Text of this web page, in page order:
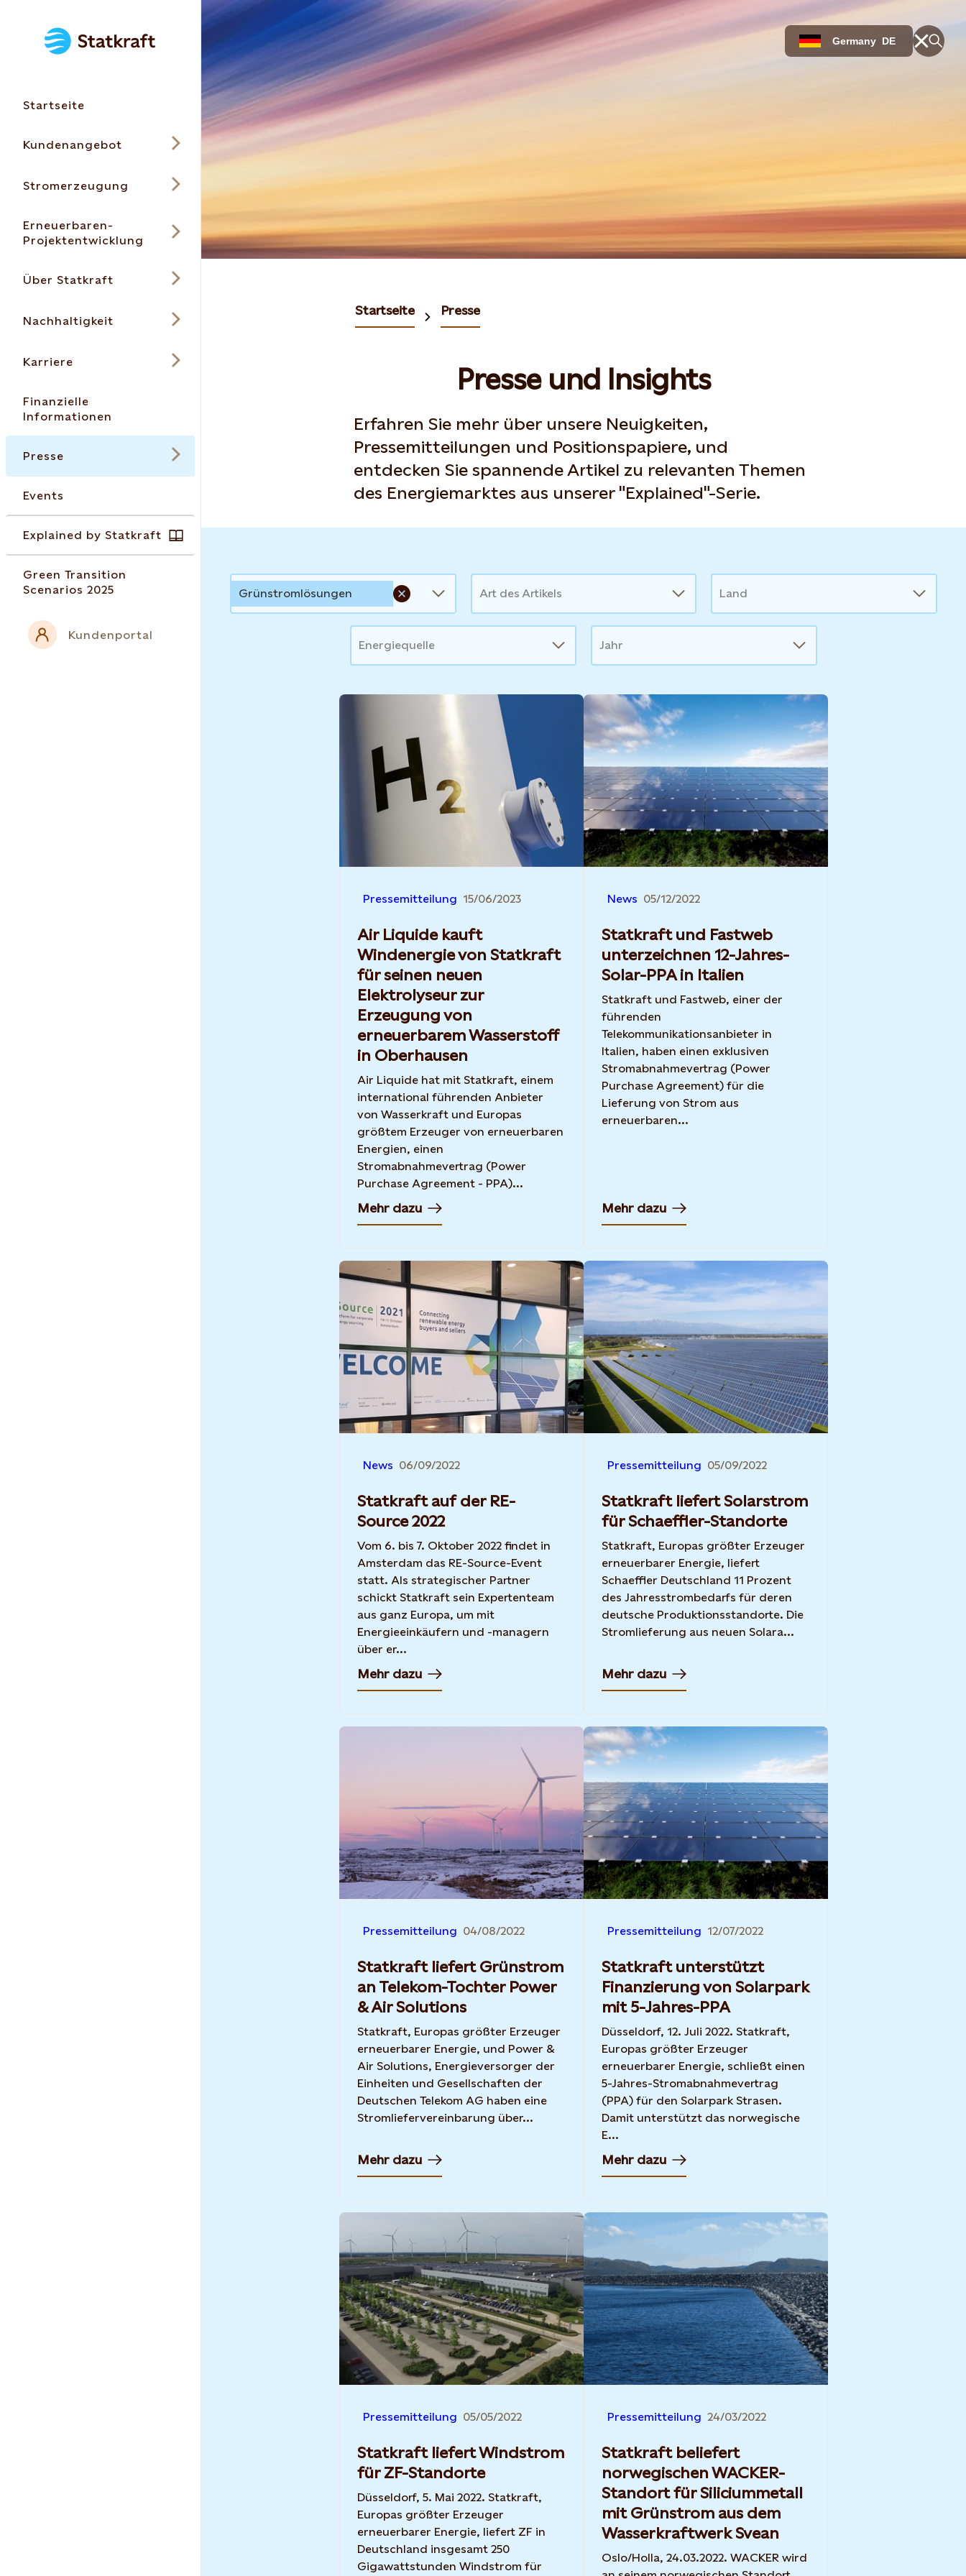
Startseite
Kundenangebot
Stromerzeugung
Erneuerbaren-
Projektentwicklung
Über Statkraft
Nachhaltigkeit
Karriere
Finanzielle
Informationen
Presse
Events
Explained by Statkraft
Green Transition
Scenarios 2025
Kundenportal
Germany DE
Startseite Presse
Presse und Insights
Erfahren Sie mehr über unsere Neuigkeiten,
Pressemitteilungen und Positionspapiere, und
entdecken Sie spannende Artikel zu relevanten Themen
des Energiemarktes aus unserer "Explained"-Serie.
NewsGrünstromlösungen Art des Artikels Land
Energiequelle Jahr
Pressemitteilung 15/06/2023
Air Liquide kauft
Windenergie von Statkraft
für seinen neuen
Elektrolyseur zur
Erzeugung von
erneuerbarem Wasserstoff
in Oberhausen
Air Liquide hat mit Statkraft, einem
international führenden Anbieter
von Wasserkraft und Europas
größtem Erzeuger von erneuerbaren
Energien, einen
Stromabnahmevertrag (Power
Purchase Agreement - PPA)...
Mehr dazu
News 05/12/2022
Statkraft und Fastweb
unterzeichnen 12-Jahres-
Solar-PPA in Italien
Statkraft und Fastweb, einer der
führenden
Telekommunikationsanbieter in
Italien, haben einen exklusiven
Stromabnahmevertrag (Power
Purchase Agreement) für die
Lieferung von Strom aus
erneuerbaren...
Mehr dazu
News 06/09/2022
Statkraft auf der RE-
Source 2022
Vom 6. bis 7. Oktober 2022 findet in
Amsterdam das RE-Source-Event
statt. Als strategischer Partner
schickt Statkraft sein Expertenteam
aus ganz Europa, um mit
Energieeinkäufern und -managern
über er...
Mehr dazu
Pressemitteilung 05/09/2022
Statkraft liefert Solarstrom
für Schaeffler-Standorte
Statkraft, Europas größter Erzeuger
erneuerbarer Energie, liefert
Schaeffler Deutschland 11 Prozent
des Jahresstrombedarfs für deren
deutsche Produktionsstandorte. Die
Stromlieferung aus neuen Solara...
Mehr dazu
Pressemitteilung 04/08/2022
Statkraft liefert Grünstrom
an Telekom-Tochter Power
& Air Solutions
Statkraft, Europas größter Erzeuger
erneuerbarer Energie, und Power &
Air Solutions, Energieversorger der
Einheiten und Gesellschaften der
Deutschen Telekom AG haben eine
Stromliefervereinbarung über...
Mehr dazu
Pressemitteilung 12/07/2022
Statkraft unterstützt
Finanzierung von Solarpark
mit 5-Jahres-PPA
Düsseldorf, 12. Juli 2022. Statkraft,
Europas größter Erzeuger
erneuerbarer Energie, schließt einen
5-Jahres-Stromabnahmevertrag
(PPA) für den Solarpark Strasen.
Damit unterstützt das norwegische
E...
Mehr dazu
Pressemitteilung 05/05/2022
Statkraft liefert Windstrom
für ZF-Standorte
Düsseldorf, 5. Mai 2022. Statkraft,
Europas größter Erzeuger
erneuerbarer Energie, liefert ZF in
Deutschland insgesamt 250
Gigawattstunden Windstrom für
Pressemitteilung 24/03/2022
Statkraft beliefert
norwegischen WACKER-
Standort für Siliciummetall
mit Grünstrom aus dem
Wasserkraftwerk Svean
Oslo/Holla, 24.03.2022. WACKER wird